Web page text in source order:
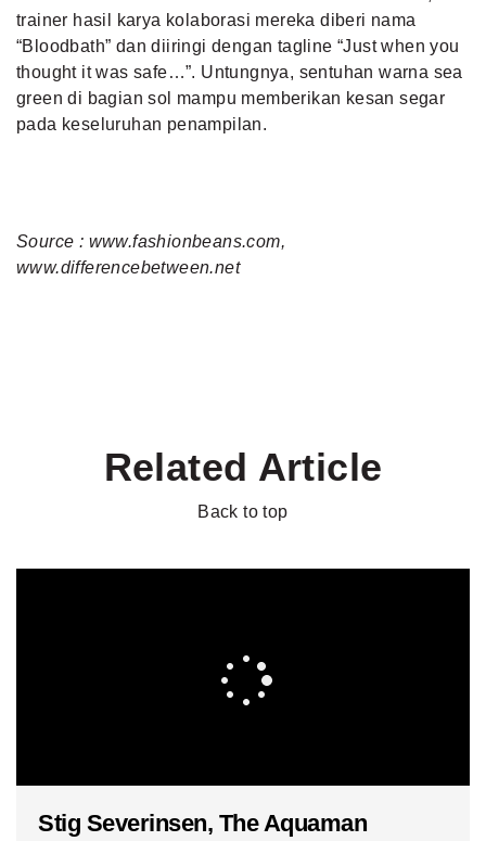
trainer hasil karya kolaborasi mereka diberi nama
“Bloodbath” dan diiringi dengan tagline “Just when you
thought it was safe…”. Untungnya, sentuhan warna sea
green di bagian sol mampu memberikan kesan segar
pada keseluruhan penampilan.
Source : www.fashionbeans.com,
www.differencebetween.net
Related Article
Back to top
Stig Severinsen, The Aquaman